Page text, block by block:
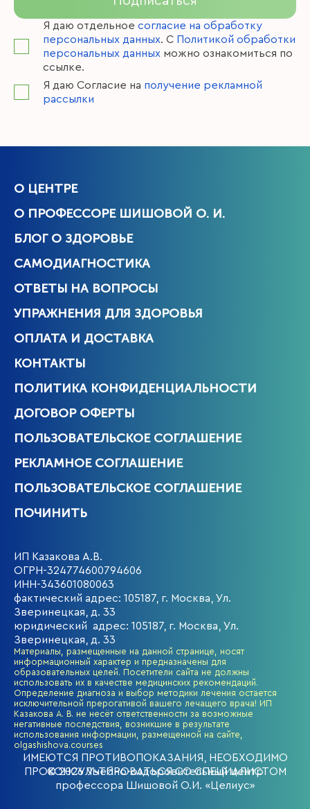
Я даю отдельное согласие на обработку
персональных данных. С Политикой обработки
персональных данных можно ознакомиться по
ссылке.
Я даю Согласие на получение рекламной
рассылки
О ЦЕНТРЕ
О ПРОФЕССОРЕ ШИШОВОЙ О. И.
БЛОГ О ЗДОРОВЬЕ
САМОДИАГНОСТИКА
ОТВЕТЫ НА ВОПРОСЫ
УПРАЖНЕНИЯ ДЛЯ ЗДОРОВЬЯ
ОПЛАТА И ДОСТАВКА
КОНТАКТЫ
ПОЛИТИКА КОНФИДЕНЦИАЛЬНОСТИ
ДОГОВОР ОФЕРТЫ
ПОЛЬЗОВАТЕЛЬСКОЕ СОГЛАШЕНИЕ
РЕКЛАМНОЕ СОГЛАШЕНИЕ
ПОЛЬЗОВАТЕЛЬСКОЕ СОГЛАШЕНИЕ
ПОЧИНИТЬ
ИП Казакова А.В.
ОГРН-324774600794606
ИНН-343601080063
фактический адрес: 105187, г. Москва, Ул.
Зверинецкая, д. 33
юридический адрес: 105187, г. Москва, Ул.
Зверинецкая, д. 33
Материалы, размещенные на данной странице, носят
информационный характер и предназначены для
образовательных целей. Посетители сайта не должны
использовать их в качестве медицинских рекомендаций.
Определение диагноза и выбор методики лечения остается
исключительной прерогативой вашего лечащего врача! ИП
Казакова А. В. не несёт ответственности за возможные
негативные последствия, возникшие в результате
использования информации, размещенной на сайте,
olgashishova.courses
ИМЕЮТСЯ ПРОТИВОПОКАЗАНИЯ, НЕОБХОДИМО
ПРОКОНСУЛЬТИРОВАТЬСЯ СО СПЕЦИАЛИСТОМ
© 2026 Учебно-оздоровительный центр
профессора Шишовой О.И. «Целиус»